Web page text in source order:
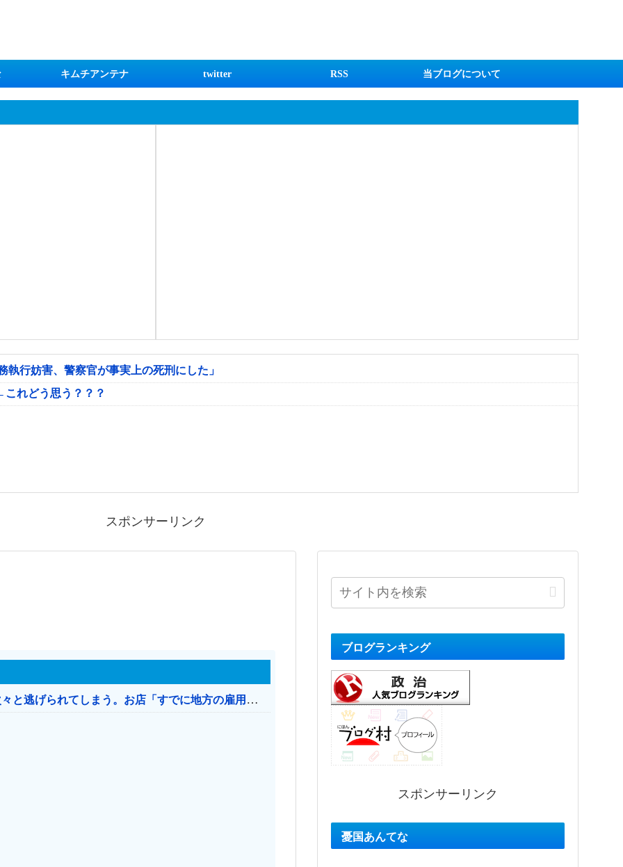
キムチアンテナ twitter RSS 当ブログについて
行妨害、警察官が事実上の死刑にした」
れどう思う？？？
スポンサーリンク
日本のお店、時給1500円でもミャンマー人に次々と逃げられてしまう。お店「すでに地方の雇用は崩壊」
ブログランキング
スポンサーリンク
憂国あんてな